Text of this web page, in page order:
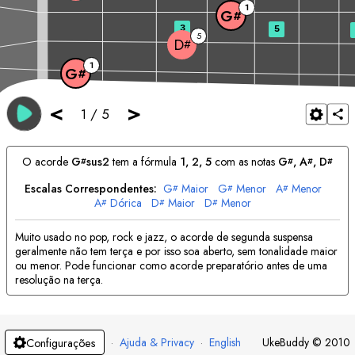
< 1 / 5 >
G# 1
D# 5
G# 1
3 5
O acorde G#sus2 tem a fórmula 1, 2, 5 com as notas G#, A#, D#
Escalas Correspondentes: G# Maior G# Menor A# Menor
A# Dórica D# Maior D# Menor
Muito usado no pop, rock e jazz, o acorde de segunda suspensa
geralmente não tem terça e por isso soa aberto, sem tonalidade maior
ou menor. Pode funcionar como acorde preparatório antes de uma
resolução na terça.
Configurações · Ajuda & Privacy · English UkeBuddy © 2010